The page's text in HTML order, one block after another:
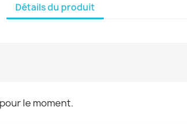
Détails du produit
le moment.